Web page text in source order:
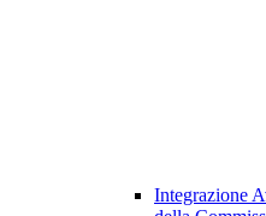
Integrazione